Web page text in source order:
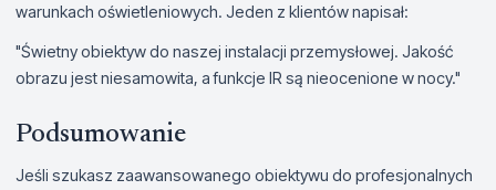
warunkach oświetleniowych. Jeden z klientów napisał:
"Świetny obiektyw do naszej instalacji przemysłowej. Jakość
obrazu jest niesamowita, a funkcje IR są nieocenione w nocy."
Podsumowanie
Jeśli szukasz zaawansowanego obiektywu do profesjonalnych